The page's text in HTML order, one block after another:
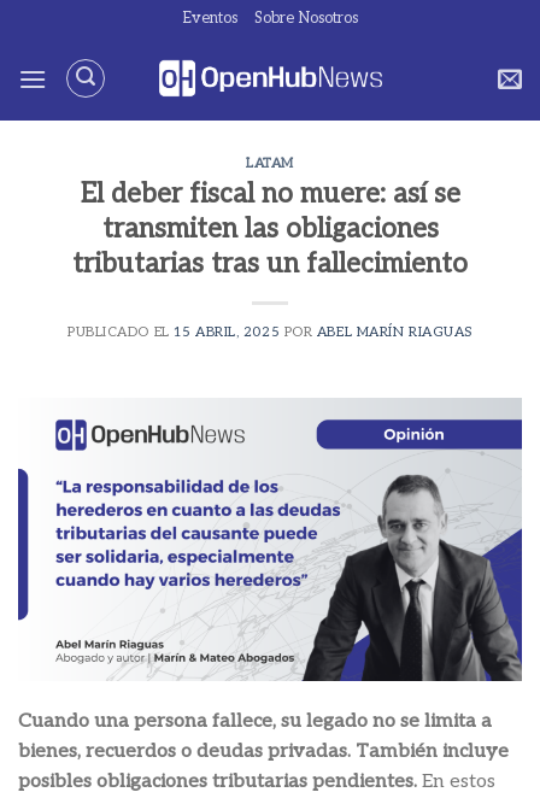
contenido
Eventos Sobre Nosotros
LATAM
El deber fiscal no muere: así se
transmiten las obligaciones
tributarias tras un fallecimiento
PUBLICADO EL 15 ABRIL, 2025 POR ABEL MARÍN RIAGUAS
Cuando una persona fallece, su legado no se limita a
bienes, recuerdos o deudas privadas. También incluye
posibles obligaciones tributarias pendientes. En estos